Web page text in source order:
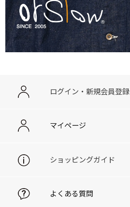
ログイン・新規会員登録
マイページ
ショッピングガイド
よくある質問